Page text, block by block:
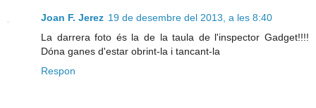
Joan F. Jerez 19 de desembre del 2013, a les 8:40
La darrera foto és la de la taula de l'inspector Gadget!!!!
Dóna ganes d'estar obrint-la i tancant-la
Respon